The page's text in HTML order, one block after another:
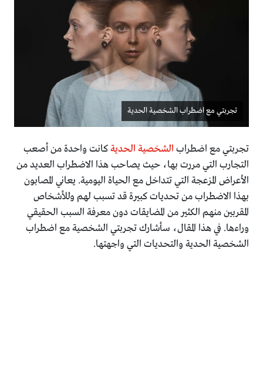
تجربتي مع اضطراب الشخصية الحدية
تجربتي مع اضطراب الشخصية الحديةكانت واحدة من أصعب
التجارب التي مررت بها، حيث يصاحب هذا الاضطراب العديد من
الأعراض المزعجة التي تتداخل مع الحياة اليومية. يعاني المصابون
بهذا الاضطراب من تحديات كبيرة قد تسبب لهم وللأشخاص
المقربين منهم الكثير من المضايقات دون معرفة السبب الحقيقي
وراءها. في هذا المقال، سأشارك تجربتي الشخصية مع اضطراب
الشخصية الحدية والتحديات التي واجهتها.